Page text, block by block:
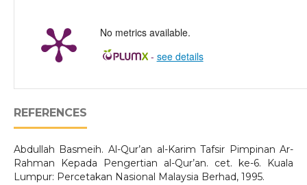
No metrics available.
- see details
REFERENCES
Abdullah Basmeih. Al-Qur’an al-Karim Tafsir Pimpinan Ar-
Rahman Kepada Pengertian al-Qur’an. cet. ke-6. Kuala
Lumpur: Percetakan Nasional Malaysia Berhad, 1995.